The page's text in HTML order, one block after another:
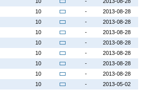
10 -
2013-08-28
10 -
2013-08-28
10 -
2013-08-28
10 -
2013-08-28
10 -
2013-08-28
10 -
2013-08-28
10 -
2013-08-28
10 -
2013-05-02